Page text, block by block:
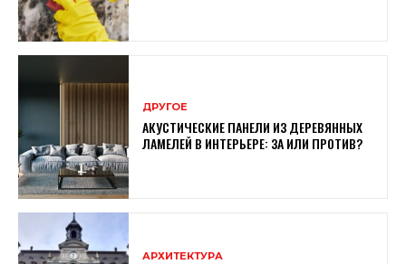
ДРУГОЕ
АКУСТИЧЕСКИЕ ПАНЕЛИ ИЗ ДЕРЕВЯННЫХ
ЛАМЕЛЕЙ В ИНТЕРЬЕРЕ: ЗА ИЛИ ПРОТИВ?
АРХИТЕКТУРА